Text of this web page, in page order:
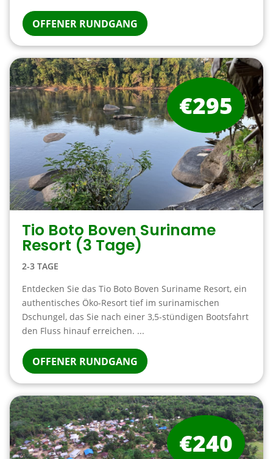
OFFENER RUNDGANG
Tio Boto Boven Suriname
Resort (3 Tage)
2-3 TAGE
Entdecken Sie das Tio Boto Boven Suriname Resort, ein
authentisches Öko-Resort tief im surinamischen
Dschungel, das Sie nach einer 3,5-stündigen Bootsfahrt
den Fluss hinauf erreichen. ...
OFFENER RUNDGANG
€295
€240